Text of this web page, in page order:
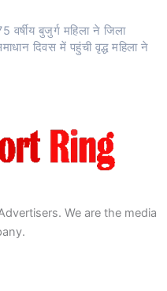
बुजुर्ग महिला ने जिला
दिवस में पहुंची वृद्ध महिला ने
We are the media